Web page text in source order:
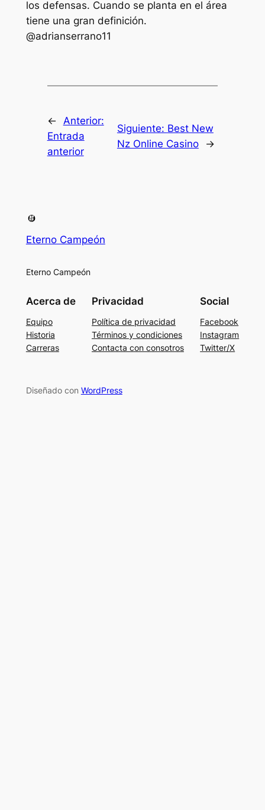
los defensas. Cuando se planta en el área
tiene una gran definición.
@adrianserrano11
←
Anterior:
Entrada
anterior
Siguiente: Best New
Nz Online Casino
→
Eterno Campeón
Eterno Campeón
Acerca de
Equipo
Historia
Carreras
Privacidad
Política de privacidad
Términos y condiciones
Contacta con consotros
Social
Facebook
Instagram
Twitter/X
Diseñado con WordPress